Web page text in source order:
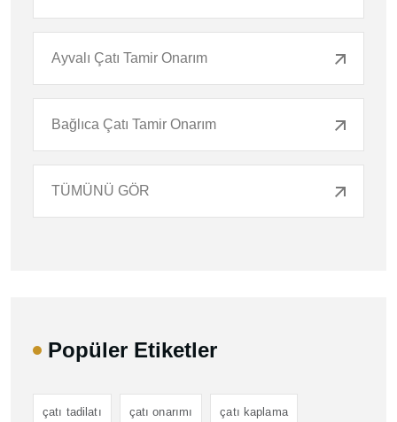
Ayvalı Çatı Tamir Onarım
Bağlıca Çatı Tamir Onarım
TÜMÜNÜ GÖR
Popüler Etiketler
çatı tadilatı çatı onarımı çatı kaplama